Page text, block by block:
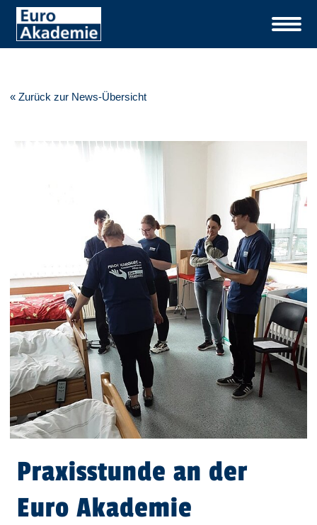
« Zurück zur News-Übersicht
Praxisstunde an der
Euro Akademie